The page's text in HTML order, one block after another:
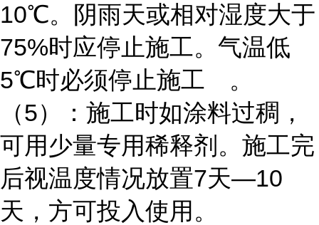
10℃。阴雨天或相对湿度大于
75%时应停止施工。气温低
5℃时必须停止施工 。
（5）：施工时如涂料过稠，
可用少量专用稀释剂。施工完
后视温度情况放置7天—10
天，方可投入使用。